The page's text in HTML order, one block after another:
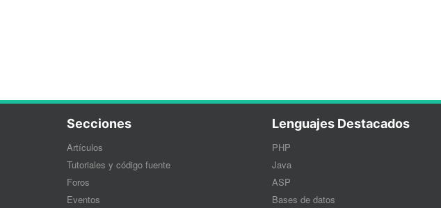
Secciones
Artículos
Tutoriales y código fuente
Foros
Eventos
Lenguajes Destacados
PHP
Java
ASP
Bases de datos